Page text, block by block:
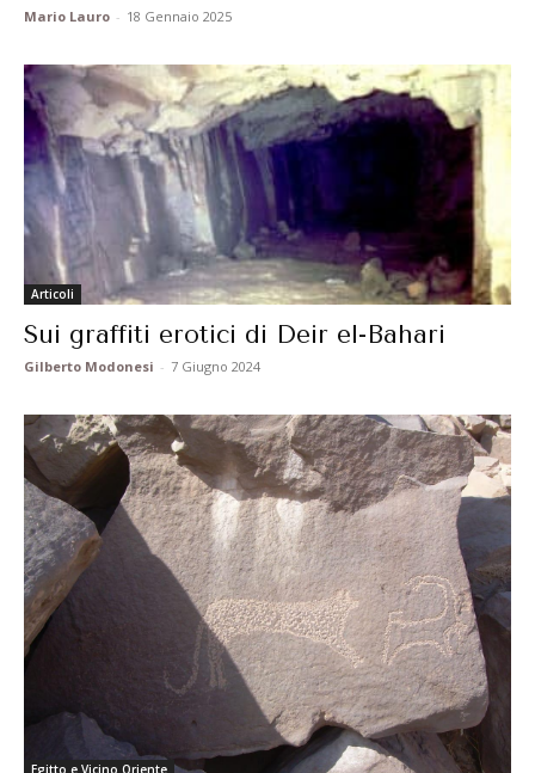
Mario Lauro - 18 Gennaio 2025
Articoli
Sui graffiti erotici di Deir el-Bahari
Gilberto Modonesi - 7 Giugno 2024